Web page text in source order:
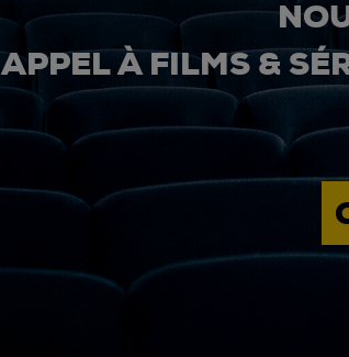
APPEL À FILMS &